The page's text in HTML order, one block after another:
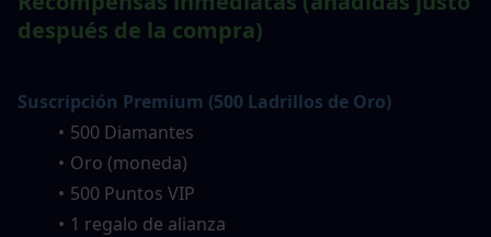
después de la compra)
Suscripción Premium (500 Ladrillos de Oro)
500 Diamantes
Oro (moneda)
500 Puntos VIP
1 regalo de alianza